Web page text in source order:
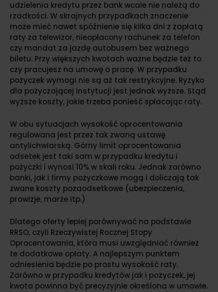
udzielenia kredytu przez bank wcale nie należą do
rzadkości. W skrajnych przypadkach znaczenie
może mieć nawet spóźnienie się kilka dni z zapłatą
raty za telewizor, nieopłacony rachunek za telefon
czy mandat za jazdę autobusem bez ważnego
biletu. Przy większych kwotach ważne będzie też to
czy pracujesz na umowę o pracę. W przypadku
pożyczek wymogi nie są aż tak restrykcyjne. Ryzyko
dla pożyczającej instytucji jest jednak wyższe. Stąd
wyższe koszty, jakie trzeba ponieść spłacając raty.
W obu sytuacjach wysokość oprocentowania
regulowana jest przez tak zwaną ustawę
antylichwiarską. Górny limit oprocentowania
odsetek jest taki sam w przypadku kredytu i
pożyczki i wynosi 10% w skali roku. Jednak zarówno
banki, jak i firmy pożyczkowe mogą i doliczają tak
zwane koszty pozaodsetkowe (ubezpieczenia,
prowizje, marże itp.)
Dlatego oferty lepiej porównywać na podstawie
RRSO, czyli Rzeczywistej Rocznej Stopy
Oprocentowania, która musi uwzględniać również
te dodatkowe opłaty. A najlepszym punktem
odniesienia będzie po prostu wysokość raty.
Zarówno w przypadku kredytów jak i pożyczek, jej
kwota powinna być precyzyjnie określona w umowie.